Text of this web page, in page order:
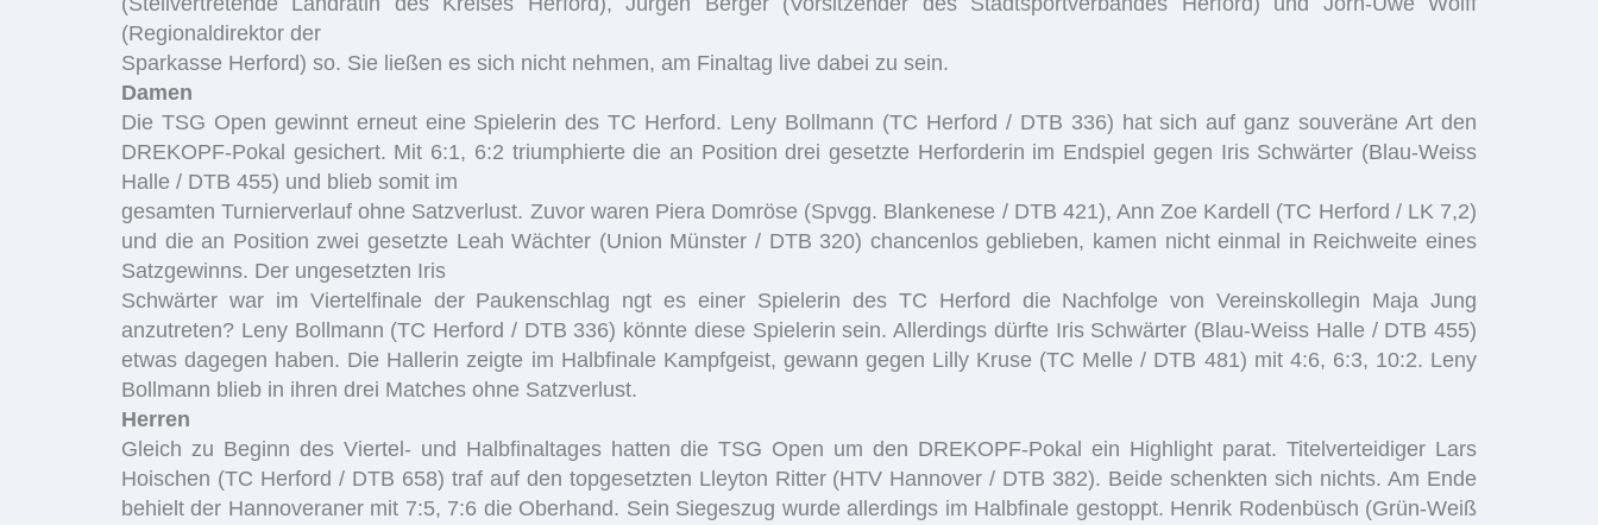
(Regionaldirektor der
Sparkasse Herford) so. Sie ließen es sich nicht nehmen, am Finaltag live dabei zu sein.
Damen
Die TSG Open gewinnt erneut eine Spielerin des TC Herford. Leny Bollmann (TC Herford / DTB 336) hat sich auf ganz souveräne Art den
DREKOPF-Pokal gesichert. Mit 6:1, 6:2 triumphierte die an Position drei gesetzte Herforderin im Endspiel gegen Iris Schwärter (Blau-Weiss
Halle / DTB 455) und blieb somit im
gesamten Turnierverlauf ohne Satzverlust. Zuvor waren Piera Domröse (Spvgg. Blankenese / DTB 421), Ann Zoe Kardell (TC Herford / LK 7,2)
und die an Position zwei gesetzte Leah Wächter (Union Münster / DTB 320) chancenlos geblieben, kamen nicht einmal in Reichweite eines
Satzgewinns. Der ungesetzten Iris
Schwärter war im Viertelfinale der Paukenschlag ngt es einer Spielerin des TC Herford die Nachfolge von Vereinskollegin Maja Jung
anzutreten? Leny Bollmann (TC Herford / DTB 336) könnte diese Spielerin sein. Allerdings dürfte Iris Schwärter (Blau-Weiss Halle / DTB 455)
etwas dagegen haben. Die Hallerin zeigte im Halbfinale Kampfgeist, gewann gegen Lilly Kruse (TC Melle / DTB 481) mit 4:6, 6:3, 10:2. Leny
Bollmann blieb in ihren drei Matches ohne Satzverlust.
Herren
Gleich zu Beginn des Viertel- und Halbfinaltages hatten die TSG Open um den DREKOPF-Pokal ein Highlight parat. Titelverteidiger Lars
Hoischen (TC Herford / DTB 658) traf auf den topgesetzten Lleyton Ritter (HTV Hannover / DTB 382). Beide schenkten sich nichts. Am Ende
behielt der Hannoveraner mit 7:5, 7:6 die Oberhand. Sein Siegeszug wurde allerdings im Halbfinale gestoppt. Henrik Rodenbüsch (Grün-Weiß